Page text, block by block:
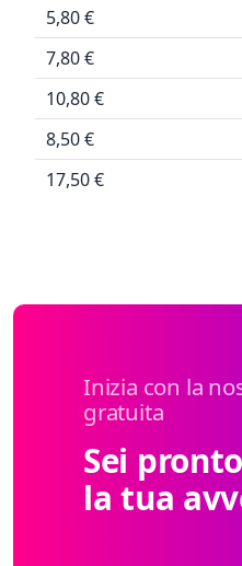
5,80 €
7,80 €
10,80 €
8,50 €
17,50 €
Inizia con la
gratuita
Sei
la tua